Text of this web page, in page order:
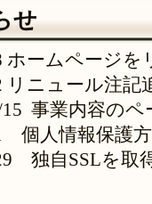
せ
ホームページ
リニュール注記
15 事業内容の
個人情報保護
独自SSLを取